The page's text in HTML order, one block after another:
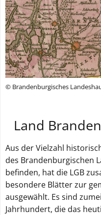
© Brandenburgisches
Land
Aus der Vielzahl
des Brandenburgischen
befinden, hat die LGB
besondere Blätter zur
ausgewählt. Es sind
Jahrhundert, die das